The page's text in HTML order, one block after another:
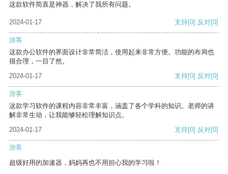
这款软件简直是神器，解决了我所有问题。
2024-01-17 支持[0] 反对[0]
游客
这款办公软件的界面设计非常简洁，使用起来非常方便。功能的布局也
很合理，一目了然。
2024-01-17
支持[0] 反对[0]
游客
这款学习软件的课程内容非常丰富，涵盖了各个学科的知识。老师的讲
解非常生动，让我能够轻松理解知识点。
2024-01-17
支持[0] 反对[0]
游客
超级好用的加速器，妈妈再也不用担心我的学习啦！